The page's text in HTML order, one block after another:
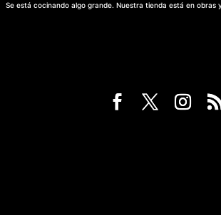
Se está cocinando algo grande. Nuestra tienda está en obras